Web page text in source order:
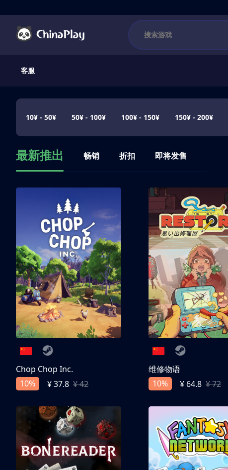
客服
10¥ - 50¥ 50¥ - 100¥ 100¥ - 150¥ 150¥ - 200¥
最新推出 畅销 折扣 即将发售
Chop Chop Inc.
10%
¥ 37.8 ¥ 42
维修物语
10%
¥ 64.8 ¥ 72